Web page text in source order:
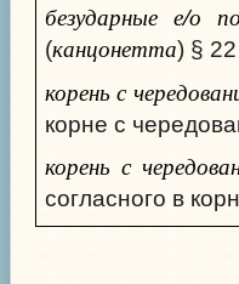
безударные е/о
(канцонетта) §
корень с
корне с
корень с
согласного в